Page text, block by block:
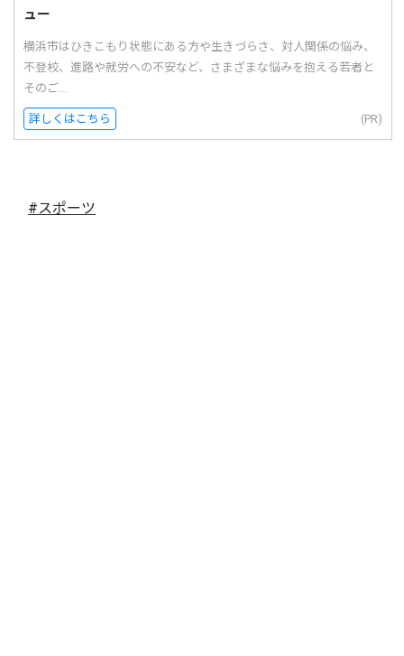
ュー
横浜市はひきこもり状態にある方や生きづらさ、対人関係の悩み、
不登校、進路や就労への不安など、さまざまな悩みを抱える若者と
そのご...
詳しくはこちら (PR)
#スポーツ